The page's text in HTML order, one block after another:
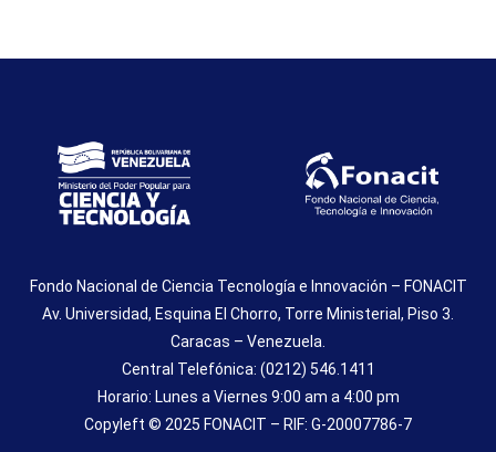
Fondo Nacional de Ciencia Tecnología e Innovación – FONACIT
Av. Universidad, Esquina El Chorro, Torre Ministerial, Piso 3.
Caracas – Venezuela.
Central Telefónica: (0212) 546.1411
Horario: Lunes a Viernes 9:00 am a 4:00 pm
Copyleft © 2025 FONACIT – RIF: G-20007786-7